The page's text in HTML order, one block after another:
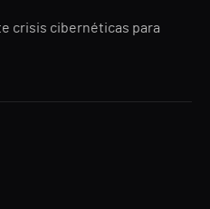
crisis cibernéticas para